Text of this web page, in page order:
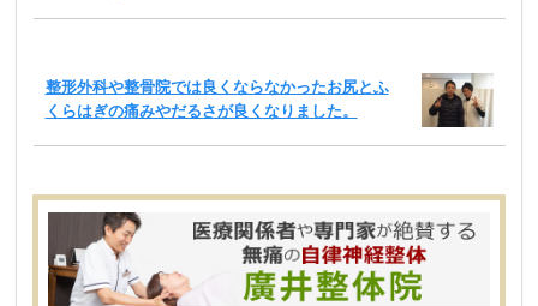
整形外科や整骨院では良くならなかったお尻とふ
くらはぎの痛みやだるさが良くなりました。